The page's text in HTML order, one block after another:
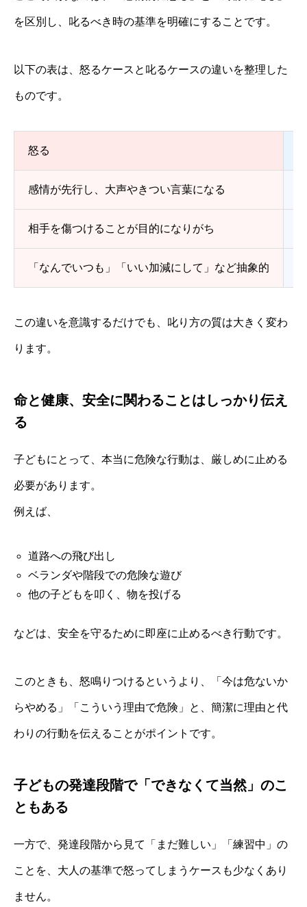
を区別し、叱るべき時の基準を明確にすることです。
以下の表は、怒るケースと叱るケースの違いを整理した
ものです。
怒る
感情が先行し、大声やきつい言葉になる
相手を傷つけることが目的になりがち
「なんでいつも」「いい加減にして」など抽象的
この違いを意識するだけでも、叱り方の質は大きく変わ
ります。
命と健康、安全に関わることはしっかり伝え
る
子どもにとって、本当に危険な行動は、厳しめに止める
必要があります。
例えば、
道路への飛び出し
ベランダや階段での危険な遊び
他の子どもを叩く、物を投げる
などは、安全を守るために即座に止めるべき行動です。
このときも、怒鳴りつけるというより、「今は危ないか
らやめる」「こういう理由で危険」と、簡潔に理由と代
わりの行動を伝えることがポイントです。
子どもの発達段階で「できなくて当然」のこ
ともある
一方で、発達段階から見て「まだ難しい」「練習中」の
ことを、大人の基準で怒ってしまうケースも少なくあり
ません。